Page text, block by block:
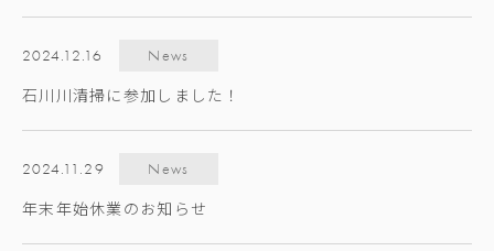
2024.12.16 News
石川川清掃に参加しました！
2024.11.29 News
年末年始休業のお知らせ